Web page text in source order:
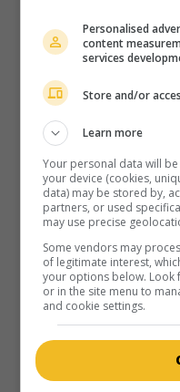
Personalised
content
services
Store and/or
Learn more
Your personal data will
your device (cookies,
data) may be stored by,
partners, or used
may use precise
Some vendors may
of legitimate interest,
your options below. Look
or in the site menu to
and cookie settings.